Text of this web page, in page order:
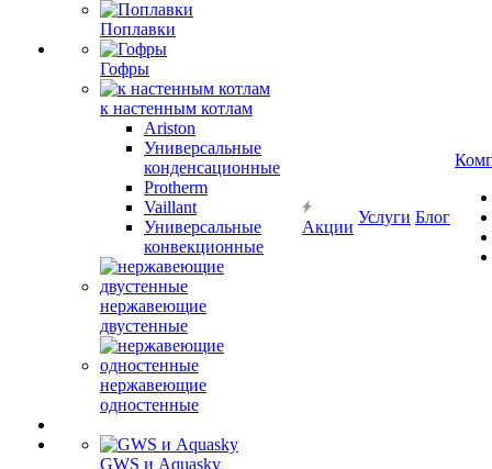
Поплавки
Гофры
к настенным котлам
Ariston
Универсальные
конденсационные
Protherm
Vaillant
Универсальные
конвекционные
нержавеющие
двустенные
нержавеющие
одностенные
GWS и Aquasky
Акции
Услуги Блог